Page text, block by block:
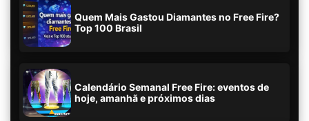
Quem Mais Gastou Diamantes no Free Fire?
Top 100 Brasil
Calendário Semanal Free Fire: eventos de
hoje, amanhã e próximos dias